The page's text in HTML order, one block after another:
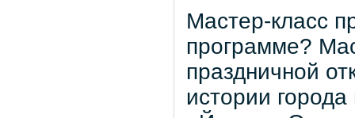
Мастер-класс
программе?
праздничной
истории